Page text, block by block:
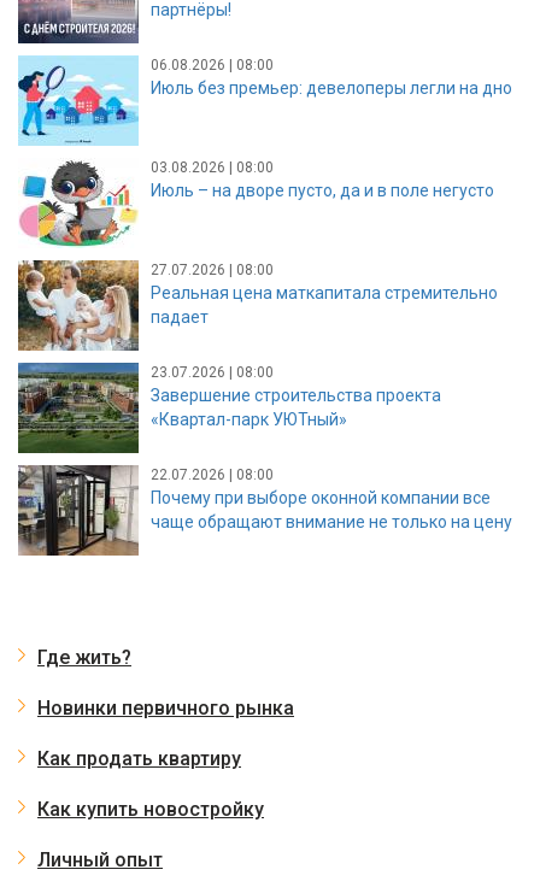
партнёры!
06.08.2026 | 08:00
Июль без премьер: девелоперы легли на дно
03.08.2026 | 08:00
Июль – на дворе пусто, да и в поле негусто
27.07.2026 | 08:00
Реальная цена маткапитала стремительно
падает
23.07.2026 | 08:00
Завершение строительства проекта
«Квартал-парк УЮТный»
22.07.2026 | 08:00
Почему при выборе оконной компании все
чаще обращают внимание не только на цену
Где жить?
Новинки первичного рынка
Как продать квартиру
Как купить новостройку
Личный опыт